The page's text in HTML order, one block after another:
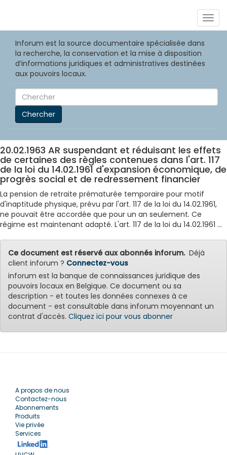
Inforum est la source documentaire spécialisée dans
la recherche, la conservation et la mise à disposition
d’informations juridiques et administratives destinées
aux pouvoirs locaux.
Chercher
20.02.1963 AR suspendant et réduisant les effets
de certaines des règles contenues dans l'art. 117
de la loi du 14.02.1961 d'expansion économique, de
progrès social et de redressement financier
La pension de retraite prématurée temporaire pour motif
d'inaptitude physique, prévu par l'art. 117 de la loi du 14.02.1961,
ne pouvait être accordée que pour un an seulement. Ce
régime est maintenant adapté. L'art. 117 de la loi du 14.02.1961 ...
Ce document est réservé aux abonnés inforum.Déjà
client inforum ? Connectez-vous
inforum est la banque de connaissances juridique des
pouvoirs locaux en Belgique. Ce document ou sa
description - et toutes les données connexes à ce
document - est consultable dans inforum moyennant un
contrat d'accès. Cliquez ici pour vous abonner
A propos de nous
Contactez-nous
Abonnements
Produits
Vie privée
Services